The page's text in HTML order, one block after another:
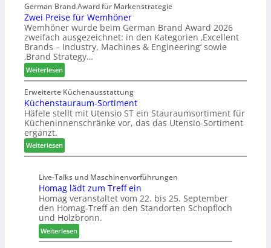
e
r
t
Z
u
k
u
n
f
t
s
s
t
F
ü
h
r
u
n
g
a
n
v
e
d
i
u
n
d
H
u
b
t
e
x
s
t
l
l
e
n
a
u
German Brand Award für Markenstrategie
Zwei Preise für Wemhöner
Wemhöner wurde beim German Brand Award 2026
zweifach ausgezeichnet: in den Kategorien ‚Excellent
Brands – Industry, Machines & Engineering‘ sowie
‚Brand Strategy…
Weiterlesen:
Z
w
e
i
P
e
i
e
f
ü
r
W
e
m
Erweiterte Küchenausstattung
Küchenstauraum-Sortiment
Häfele stellt mit Utensio ST ein Stauraumsortiment für
Kücheninnenschränke vor, das das Utensio-Sortiment
ergänzt.
Weiterlesen:
K
c
h
e
n
s
t
a
Live-Talks und Maschinenvorführungen
Homag lädt zum Treff ein
Homag veranstaltet vom 22. bis 25. September
den Homag-Treff an den Standorten Schopfloch
und Holzbronn.
Weiterlesen:
H